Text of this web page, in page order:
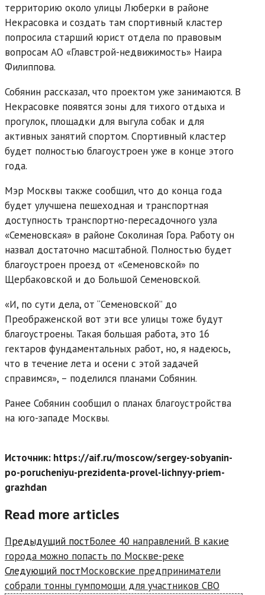
территорию около улицы Люберки в районе
Некрасовка и создать там спортивный кластер
попросила старший юрист отдела по правовым
вопросам АО «Главстрой-недвижимость» Наира
Филиппова.
Собянин рассказал, что проектом уже занимаются. В
Некрасовке появятся зоны для тихого отдыха и
прогулок, площадки для выгула собак и для
активных занятий спортом. Спортивный кластер
будет полностью благоустроен уже в конце этого
года.
Мэр Москвы также сообщил, что до конца года
будет улучшена пешеходная и транспортная
доступность транспортно-пересадочного узла
«Семеновская» в районе Соколиная Гора. Работу он
назвал достаточно масштабной. Полностью будет
благоустроен проезд от «Семеновской» по
Щербаковской и до Большой Семеновской.
«И, по сути дела, от “Семеновской” до
Преображенской вот эти все улицы тоже будут
благоустроены. Такая большая работа, это 16
гектаров фундаментальных работ, но, я надеюсь,
что в течение лета и осени с этой задачей
справимся», – поделился планами Собянин.
Ранее Собянин сообщил о планах благоустройства
на юго-западе Москвы.
Источник: https://aif.ru/moscow/sergey-sobyanin-
po-porucheniyu-prezidenta-provel-lichnyy-priem-
grazhdan
Read more articles
Предыдущий постБолее 40 направлений. В какие
города можно попасть по Москве-реке
Следующий постМосковские предприниматели
собрали тонны гумпомощи для участников СВО